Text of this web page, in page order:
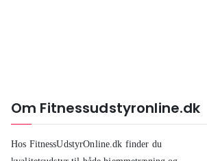
Om Fitnessudstyronline.dk
Hos FitnessUdstyrOnline.dk finder du